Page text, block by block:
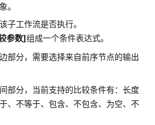
。
子工作流是否执行。
参数]组成一个条件表达式。
部分，需要选择来自前序节点的输出
部分，当前支持的比较条件有：长度
、不等于、包含、不包含、为空、不